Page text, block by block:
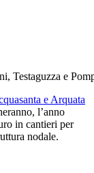
Testaguzza e
e Arquata
l’anno
in cantieri per
nodale.